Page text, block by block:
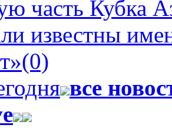
часть Кубка
известны
(0)
все